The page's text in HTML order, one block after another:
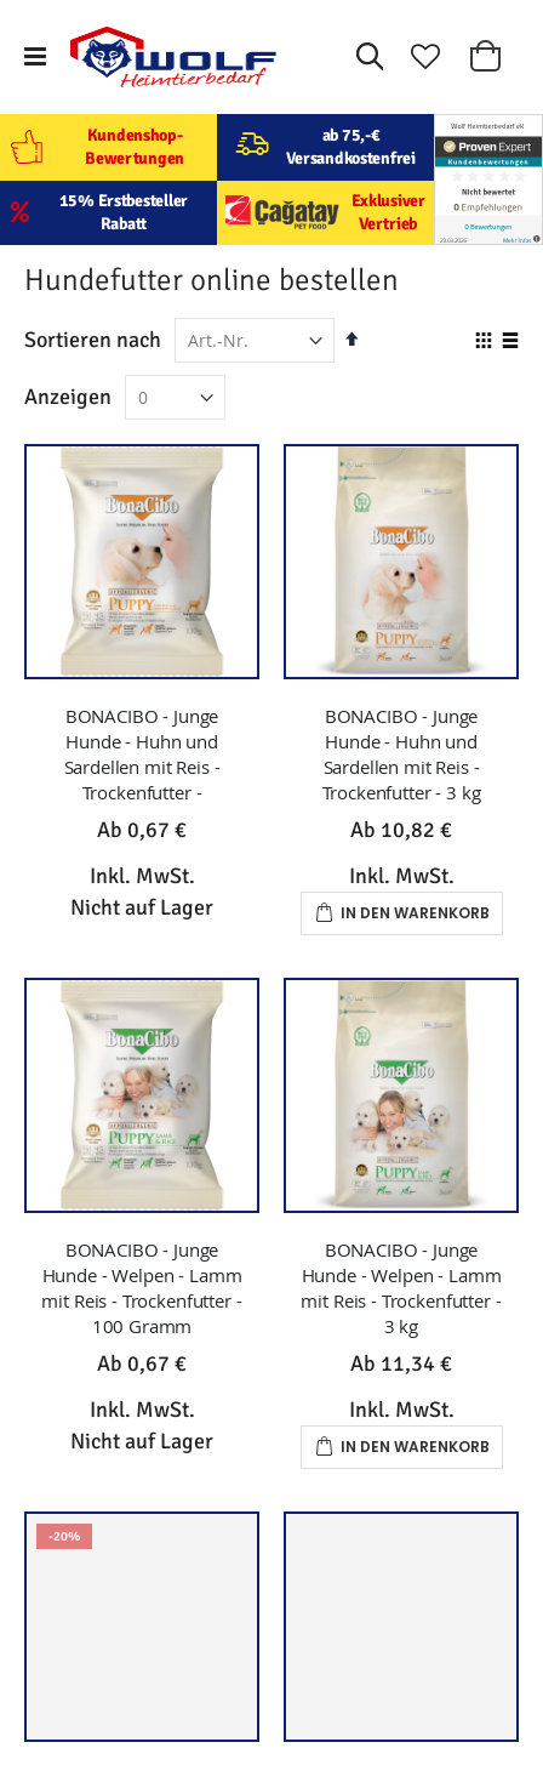
Suche
Mein
ab 75,-€
Versandkostenfrei
Exklusiver
Vertrieb
15% Erstbesteller
Rabatt
Kundenshop-
Bewertungen
Hundefutter online bestellen
Sortieren nach
In
Anzeigen
BONACIBO - Junge
Hunde - Huhn und
Sardellen mit Reis -
Trockenfutter -
Ab 0,67 €
Inkl. MwSt.
Nicht auf Lager
BONACIBO - Junge
Hunde - Huhn und
Sardellen mit Reis -
Trockenfutter - 3 kg
Ab 10,82 €
Inkl. MwSt.
IN DEN WARENKORB
BONACIBO - Junge
Hunde - Welpen - Lamm
mit Reis - Trockenfutter -
100 Gramm
Ab 0,67 €
Inkl. MwSt.
Nicht auf Lager
BONACIBO - Junge
Hunde - Welpen - Lamm
mit Reis - Trockenfutter -
3 kg
Ab 11,34 €
Inkl. MwSt.
IN DEN WARENKORB
-20%